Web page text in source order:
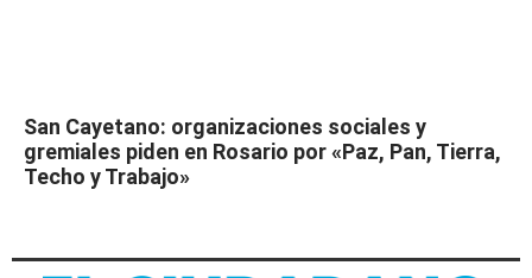
San Cayetano: organizaciones sociales y
gremiales piden en Rosario por «Paz, Pan, Tierra,
Techo y Trabajo»